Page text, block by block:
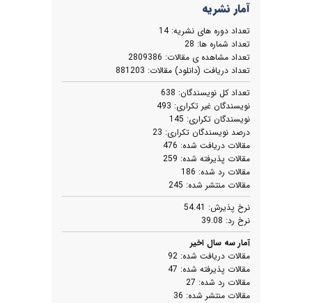
آمار نشریه
تعداد دوره های نشریه:14
تعداد شماره ها: 28
تعداد مشاهده ی مقالات: 2809386
تعداد دریافت (دانلود) مقالات: 881203
تعداد کل نویسندگان: 638
نویسندگان غیر تکراری: 493
نویسندگان تکراری: 145
درصد نویسندگان تکراری: 23
مقالات دریافت شده: 476
مقالات پذیرفته شده: 259
مقالات رد شده: 186
مقالات منتشر شده: 245
نرخ پذیرش: 54.41
نرخ رد: 39.08
آمار سه سال اخیر
مقالات دریافت شده: 92
مقالات پذیرفته شده: 47
مقالات رد شده: 27
مقالات منتشر شده: 36